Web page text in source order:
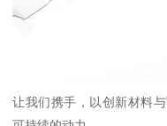
让我们携手，以创新材料